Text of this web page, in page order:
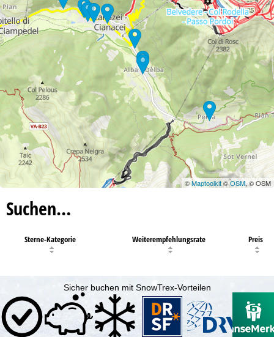
©Maptoolkit©OSM, © OSM
Suchen…
Sterne-Kategorie Weiterempfehlungsrate Preis
Sicher buchen mit SnowTrex-Vorteilen